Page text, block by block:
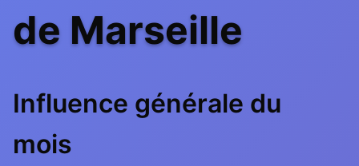
de Marseille
Influence générale du
mois